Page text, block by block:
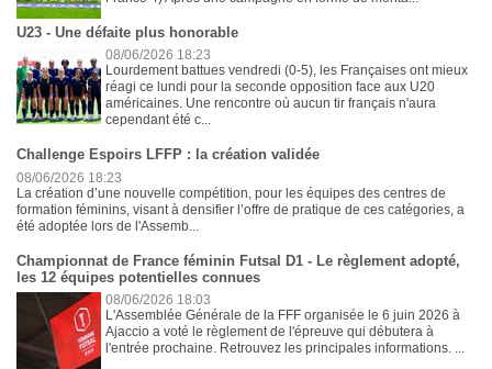
U23 - Une défaite plus honorable
08/06/2026 18:23
Lourdement battues vendredi (0-5), les Françaises ont mieux
réagi ce lundi pour la seconde opposition face aux U20
américaines. Une rencontre où aucun tir français n'aura
cependant été c...
Challenge Espoirs LFFP : la création validée
08/06/2026 18:23
La création d’une nouvelle compétition, pour les équipes des centres de
formation féminins, visant à densifier l’offre de pratique de ces catégories, a
été adoptée lors de l'Assemb...
Championnat de France féminin Futsal D1 - Le règlement adopté,
les 12 équipes potentielles connues
08/06/2026 18:03
L'Assemblée Générale de la FFF organisée le 6 juin 2026 à
Ajaccio a voté le règlement de l'épreuve qui débutera à
l'entrée prochaine. Retrouvez les principales informations. ...